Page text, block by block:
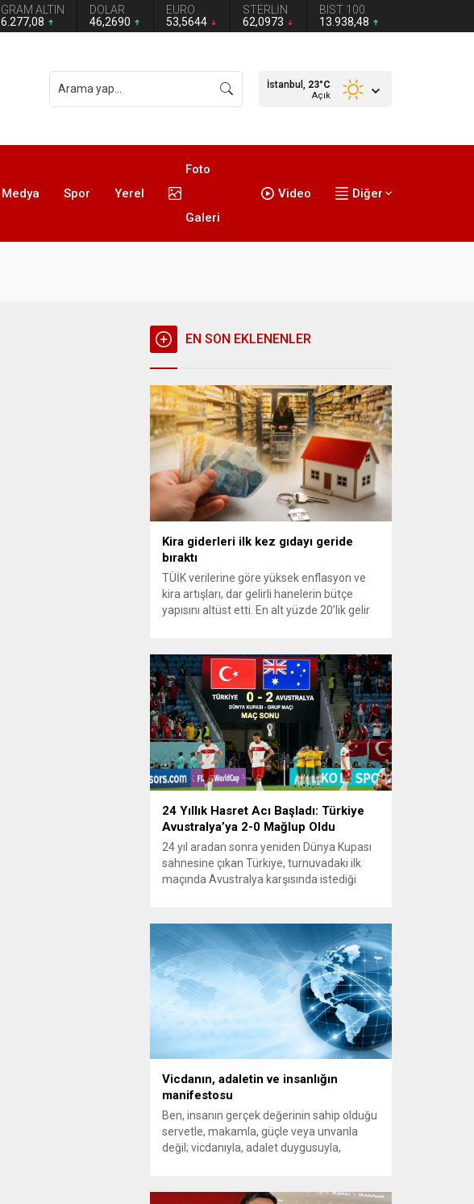
GRAM ALTIN
6.277,08
DOLAR
46,2690
EURO
53,5644
STERLİN
62,0973
BIST 100
13.938,48
İstanbul, 23°C
Açık
Medya Spor Yerel
Foto
Galeri
Video Diğer
EN SON EKLENENLER
Kira giderleri ilk kez gıdayı geride
bıraktı
TÜİK verilerine göre yüksek enflasyon ve
kira artışları, dar gelirli hanelerin bütçe
yapısını altüst etti. En alt yüzde 20’lik gelir
harcamalarını geride bıraktı ve son 23 yılın
zirvesine çıktı. Türkiye’de yaşanan yüksek
enflasyon ve hız kazanan kira artışları,
düşük...
24 Yıllık Hasret Acı Başladı: Türkiye
Avustralya’ya 2-0 Mağlup Oldu
24 yıl aradan sonra yeniden Dünya Kupası
sahnesine çıkan Türkiye, turnuvadaki ilk
maçında Avustralya karşısında istediği
rakibine 2-0 mağlup olarak Dünya Kupası
serüvenine puansız başladı. Karşılaşmanın
ilk dakikalarından itibaren iki takım da
kontrollü bir oyun sergilerken, Avustralya
özellikle hızlı hücumlarla etkili olmaya...
Vicdanın, adaletin ve insanlığın
manifestosu
Ben, insanın gerçek değerinin sahip olduğu
servetle, makamla, güçle veya unvanla
değil; vicdanıyla, adalet duygusuyla,
penceresinden görenlerden olmadım.